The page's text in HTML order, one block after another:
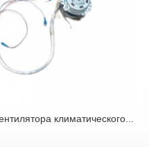
климатического...